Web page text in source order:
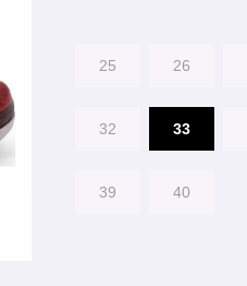
25 26
32 33
39 40